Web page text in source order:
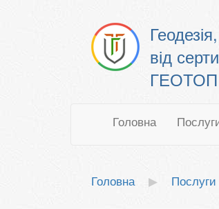
від
ГЕОТОП
Головна
Головна Послуги